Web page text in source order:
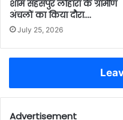
शाम सहसपुर लोहारा के ग्रामीण
अंचलों का किया दौरा….
July 25, 2026
Advertisement